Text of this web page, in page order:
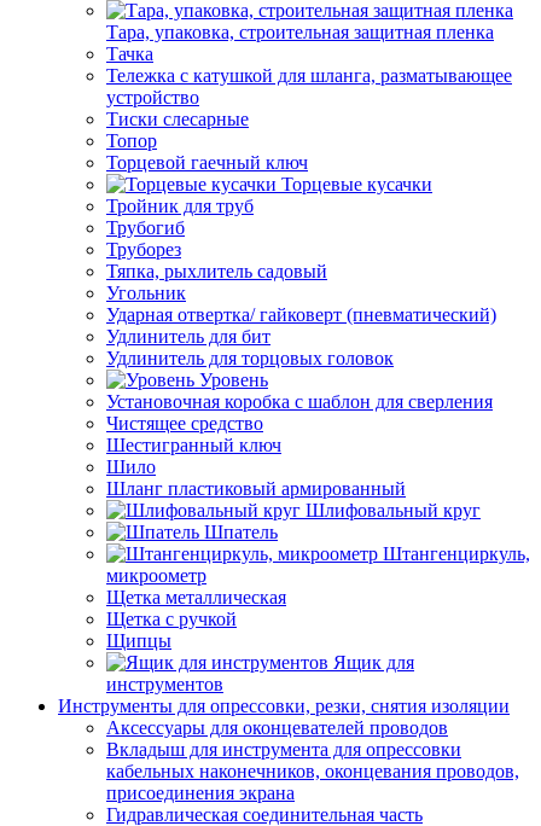
Тара, упаковка, строительная защитная пленка
Тачка
Тележка с катушкой для шланга, разматывающее
устройство
Тиски слесарные
Топор
Торцевой гаечный ключ
Торцевые кусачки
Тройник для труб
Трубогиб
Труборез
Тяпка, рыхлитель садовый
Угольник
Ударная отвертка/ гайковерт (пневматический)
Удлинитель для бит
Удлинитель для торцовых головок
Уровень
Установочная коробка с шаблон для сверления
Чистящее средство
Шестигранный ключ
Шило
Шланг пластиковый армированный
Шлифовальный круг
Шпатель
Штангенциркуль,
микроометр
Щетка металлическая
Щетка с ручкой
Щипцы
Ящик для
инструментов
Инструменты для опрессовки, резки, снятия изоляции
Аксессуары для оконцевателей проводов
Вкладыш для инструмента для опрессовки
кабельных наконечников, оконцевания проводов,
присоединения экрана
Гидравлическая соединительная часть